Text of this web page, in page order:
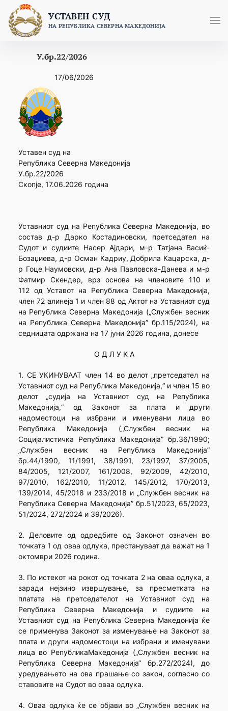
content
УСТАВЕН СУД
НА РЕПУБЛИКА СЕВЕРНА МАКЕДОНИЈА
У.бр.22/2026
17/06/2026
Уставен суд на
Република Северна Македонија
У.бр.22/2026
Скопје, 17.06.2026 година
Уставниот суд на Република Северна Македонија, во
состав д-р Дарко Костадиновски, претседател на
Судот и судиите Насер Ајдари, м-р Татјана Васиќ-
Бозаџиева, д-р Осман Кадриу, Добрила Кацарска, д-
р Гоце Наумовски, д-р Ана Павловска-Данева и м-р
Фатмир Скендер, врз основа на членовите 110 и
112 од Уставот на Република Северна Македонија,
член 72 алинеја 1 и член 88 од Актот на Уставниот суд
на Република Северна Македонија („Службен весник
на Република Северна Македонија” бр.115/2024), на
седницата одржана на 17 јуни 2026 година, донесе
О Д Л У К А
1. СЕ УКИНУВААТ член 14 во делот „претседател на
Уставниот суд на Република Македонија,“ и член 15 во
делот „судија на Уставниот суд на Република
Македонија,“ од Законот за плата и други
надоместоци на избрани и именувани лица во
Република Македонија („Службен весник на
Сoцијалистичка Република Македонија” бр.36/1990;
„Службен весник на Република Македонија”
бр.44/1990, 11/1991, 38/1991, 23/1997, 37/2005,
84/2005, 121/2007, 161/2008, 92/2009, 42/2010,
97/2010, 162/2010, 11/2012, 145/2012, 170/2013,
139/2014, 45/2018 и 233/2018 и „Службен весник на
Република Северна Македонија” бр.51/2023, 65/2023,
51/2024, 272/2024 и 39/2026).
2. Деловите од одредбите од Законот означен во
точката 1 од оваа одлука, престануваат да важат на 1
октомври 2026 година.
3. По истекот на рокот од точката 2 на оваа одлука, а
заради нејзино извршување, за пресметката на
платата на претседателот на Уставниот суд на
Република Северна Македонија и судиите на
Уставниот суд на Република Северна Македонија ќе
се применува Законот за изменување на Законот за
плата и други надоместоци на избрани и именувани
лица во РепубликаМакедонија („Службен весник на
Република Северна Македонија“ бр.272/2024), до
уредувањето на ова прашање со закон, согласно со
ставовите на Судот во оваа одлука.
4. Оваа одлука ќе се објави во „Службен весник на